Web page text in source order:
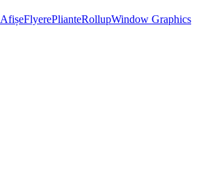
AfișeFlyerePlianteRollupWindow Graphics